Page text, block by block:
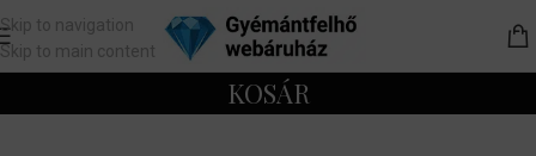
Skip to navigation
Skip to main content
KOSÁR